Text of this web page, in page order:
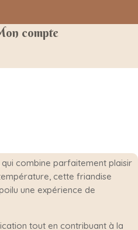
compte
combine parfaitement plaisir
cette friandise
une expérience de
tout en contribuant à la